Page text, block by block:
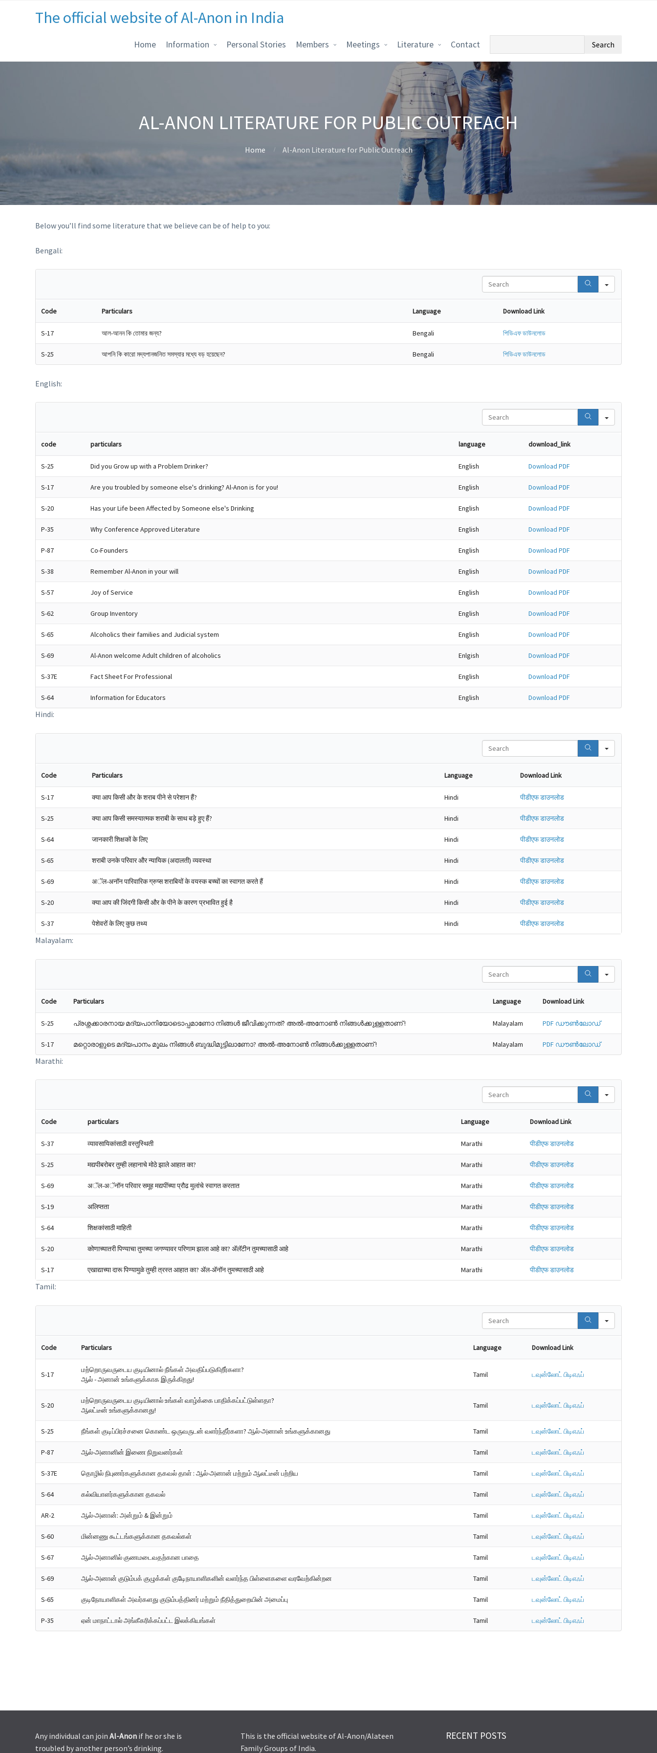
The official website of Al-Anon in India
Home Information Personal Stories Members Meetings Literature Contact
for:
AL-ANON LITERATURE FOR PUBLIC OUTREACH
Home Al-Anon Literature for Public Outreach
Below you’ll find some literature that we believe can be of help to you:
Bengali:
Search
Code Particulars Language Download Link
S-17 আল-আনন কি তোমার জন্য? Bengali পিডিএফ ডাউনলোড
S-25 আপনি কি কারো মদ্যপানজনিত সমস্যার মধ্যে বড় হয়েছেন? Bengali পিডিএফ ডাউনলোড
English:
Search
code particulars language download_link
S-25 Did you Grow up with a Problem Drinker? English Download PDF
S-17 Are you troubled by someone else's drinking? Al-Anon is for you! English Download PDF
S-20 Has your Life been Affected by Someone else's Drinking English Download PDF
P-35 Why Conference Approved Literature English Download PDF
P-87 Co-Founders English Download PDF
S-38 Remember Al-Anon in your will English Download PDF
S-57 Joy of Service English Download PDF
S-62 Group Inventory English Download PDF
S-65 Alcoholics their families and Judicial system English Download PDF
S-69 Al-Anon welcome Adult children of alcoholics Enlgish Download PDF
S-37E Fact Sheet For Professional English Download PDF
S-64 Information for Educators English Download PDF
Hindi:
Search
Code Particulars Language Download Link
S-17 क्या आप किसी और के शराब पीने से परेशान हैं? Hindi पीडीएफ डाउनलोड
S-25 क्या आप किसी समस्यात्मक शराबी के साथ बड़े हुए हैं? Hindi पीडीएफ डाउनलोड
S-64 जानकारी शिक्षकों के लिए Hindi पीडीएफ डाउनलोड
S-65 शराबी उनके परिवार और न्यायिक (अदालती) व्यवस्था Hindi पीडीएफ डाउनलोड
S-69 अॅल-अनॉन पारिवारिक ग्रुप्स शराबियों के वयस्क बच्चों का स्वागत करते हैं Hindi पीडीएफ डाउनलोड
S-20 क्या आप की जिंदगी किसी और के पीने के कारण प्रभावित हुई है Hindi पीडीएफ डाउनलोड
S-37 पेशेवरों के लिए कुछ तथ्य Hindi पीडीएफ डाउनलोड
Malayalam:
Search
Code Particulars Language Download Link
S-25 പ്രശ്നക്കാരനായ മദ്യപാനിയോടൊപ്പമാണോ നിങ്ങൾ ജീവിക്കുന്നത്? അൽ-അനോൺ നിങ്ങൾക്കുള്ളതാണ് ! Malayalam PDF ഡൗൺലോഡ്
S-17 മറ്റൊരാളുടെ മദ്യപാനം മൂലം നിങ്ങൾ ബുദ്ധിമുട്ടിലാണോ? അൽ-അനോൺ നിങ്ങൾക്കുള്ളതാണ് ! Malayalam PDF ഡൗൺലോഡ്
Marathi:
Search
Code particulars Language Download Link
S-37 व्यावसायिकांसाठी वस्तुस्थिती Marathi पीडीएफ डाउनलोड
S-25 मद्यपीबरोबर तुम्ही लहानाचे मोठे झाले आहात का? Marathi पीडीएफ डाउनलोड
S-69 अॅल-अॅनॉन परिवार समूह मद्यपींच्या प्रौढ मुलांचे स्वागत करतात Marathi पीडीएफ डाउनलोड
S-19 अलिप्तता Marathi पीडीएफ डाउनलोड
S-64 शिक्षकांसाठी माहिती Marathi पीडीएफ डाउनलोड
S-20 कोणाच्यातरी पिण्याचा तुमच्या जगण्यावर परिणाम झाला आहे का? ॲलॅटीन तुमच्यासाठी आहे Marathi पीडीएफ डाउनलोड
S-17 एखाद्याच्या दारू पिण्यामुळे तुम्ही त्रस्त आहात का? ॲल-ॲनॉन तुमच्यासाठी आहे Marathi पीडीएफ डाउनलोड
Tamil:
Search
Code Particulars Language Download Link
S-17
மற்றொருவருடைய குடியினால் நீங்கள் அவதிப்படுகிறீர்களா?
ஆல் - அனான் உங்களுக்காக இருக்கிறது!
Tamil டவுன்லோட் பிடிஎஃப்
S-20
மற்றொருவருடைய குடியினால் உங்கள் வாழ்க்கை பாதிக்கப்பட்டுள்ளதா?
ஆலட்டீன் உங்களுக்கானது!
Tamil டவுன்லோட் பிடிஎஃப்
S-25 நீங்கள் குடிப்பிரச்சனை கொண்ட ஒருவருடன் வளர்ந்தீர்களா? ஆல்-அனான் உங்களுக்கானது Tamil டவுன்லோட் பிடிஎஃப்
P-87 ஆல்-அனானின் இணை நிறுவனர்கள் Tamil டவுன்லோட் பிடிஎஃப்
S-37E தொழில் நிபுணர்களுக்கான தகவல் தாள் : ஆல்-அனான் மற்றும் ஆலட்டீன் பற்றிய Tamil டவுன்லோட் பிடிஎஃப்
S-64 கல்வியாளர்களுக்கான தகவல் Tamil டவுன்லோட் பிடிஎஃப்
AR-2 ஆல்-அனான்: அன்றும் & இன்றும் Tamil டவுன்லோட் பிடிஎஃப்
S-60 மின்னணு கூட்டங்களுக்கான தகவல்கள் Tamil டவுன்லோட் பிடிஎஃப்
S-67 ஆல்-அனானில் குணமடைவதற்கான பாதை Tamil டவுன்லோட் பிடிஎஃப்
S-69 ஆல்-அனான் குடும்பக் குழுக்கள் குடிேநாயாளிகளின் வளர்ந்த பிள்ளைகளை வரவேற்கின்றன Tamil டவுன்லோட் பிடிஎஃப்
S-65 குடிநோயாளிகள் அவர்களது குடும்பத்தினர் மற்றும் நீதித்துறையின் அமைப்பு Tamil டவுன்லோட் பிடிஎஃப்
P-35 ஏன் மாநாட்டால் அங்கீகரிக்கப்பட்ட இலக்கியங்கள் Tamil டவுன்லோட் பிடிஎஃப்
Any individual can join Al-Anon if he or she is
troubled by another person’s drinking.
This is the official website of Al-Anon/Alateen
Family Groups of India.
RECENT POSTS